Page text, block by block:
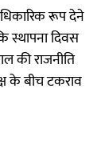
रूप देने
स्थापना दिवस
की राजनीति
के बीच टकराव